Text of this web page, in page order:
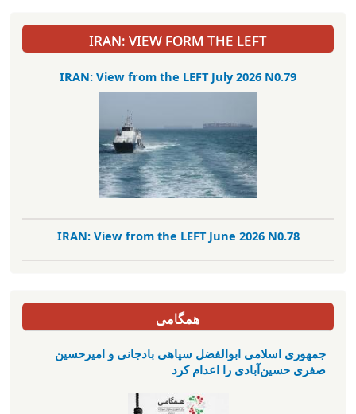
IRAN: VIEW FORM THE LEFT
IRAN: View from the LEFT July 2026 N0.79
IRAN: View from the LEFT June 2026 N0.78
همگامی
جمهوری اسلامی ابوالفضل سپاهی بادجانی و امیرحسین
صفری حسین‌آبادی را اعدام کرد